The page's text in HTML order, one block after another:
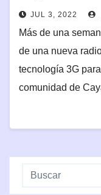
JUL 3, 2022
Más de una
de una nueva
tecnología 3G
comunidad de